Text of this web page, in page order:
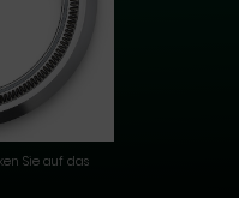
Sie auf das